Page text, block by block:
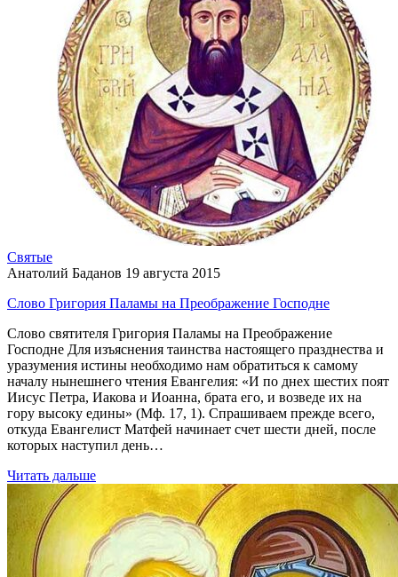
Святые
Анатолий Баданов 19 августа 2015
Слово Григория Паламы на Преображение Господне
Слово святителя Григория Паламы на Преображение
Господне Для изъяснения таинства настоящего празднества и
уразумения истины необходимо нам обратиться к самому
началу нынешнего чтения Евангелия: «И по днех шестих поят
Иисус Петра, Иакова и Иоанна, брата его, и возведе их на
гору высоку едины» (Мф. 17, 1). Спрашиваем прежде всего,
откуда Евангелист Матфей начинает счет шести дней, после
которых наступил день…
Читать дальше